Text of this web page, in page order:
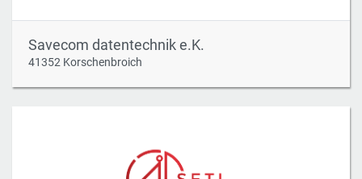
Savecom datentechnik e.K.
41352 Korschenbroich